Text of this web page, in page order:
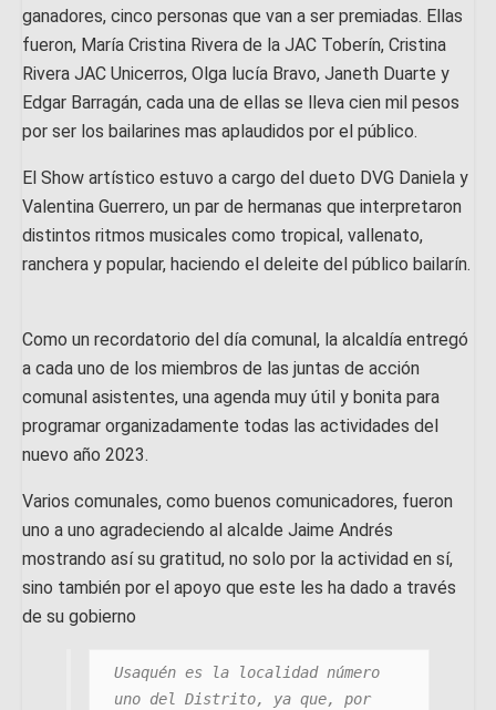
ganadores, cinco personas que van a ser premiadas. Ellas
fueron, María Cristina Rivera de la JAC Toberín, Cristina
Rivera JAC Unicerros, Olga lucía Bravo, Janeth Duarte y
Edgar Barragán, cada una de ellas se lleva cien mil pesos
por ser los bailarines mas aplaudidos por el público.
El Show artístico estuvo a cargo del dueto DVG Daniela y
Valentina Guerrero, un par de hermanas que interpretaron
distintos ritmos musicales como tropical, vallenato,
ranchera y popular, haciendo el deleite del público bailarín.
Como un recordatorio del día comunal, la alcaldía entregó
a cada uno de los miembros de las juntas de acción
comunal asistentes, una agenda muy útil y bonita para
programar organizadamente todas las actividades del
nuevo año 2023.
Varios comunales, como buenos comunicadores, fueron
uno a uno agradeciendo al alcalde Jaime Andrés
mostrando así su gratitud, no solo por la actividad en sí,
sino también por el apoyo que este les ha dado a través
de su gobierno
Usaquén es la localidad número
uno del Distrito, ya que, por